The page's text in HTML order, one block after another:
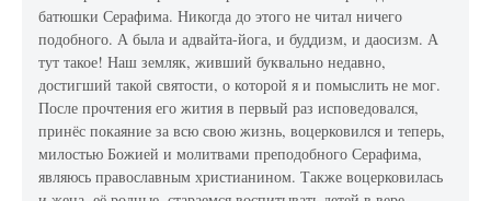
батюшки Серафима. Никогда до этого не читал ничего
подобного. А была и адвайта-йога, и буддизм, и даосизм. А
тут такое! Наш земляк, живший буквально недавно,
достигший такой святости, о которой я и помыслить не мог.
После прочтения его жития в первый раз исповедовался,
принёс покаяние за всю свою жизнь, воцерковился и теперь,
милостью Божией и молитвами преподобного Серафима,
являюсь православным христианином. Также воцерковилась